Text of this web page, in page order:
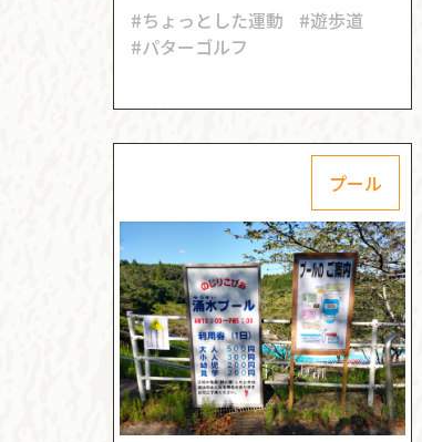
#ちょっとした運動
#遊歩道
#パターゴルフ
プール